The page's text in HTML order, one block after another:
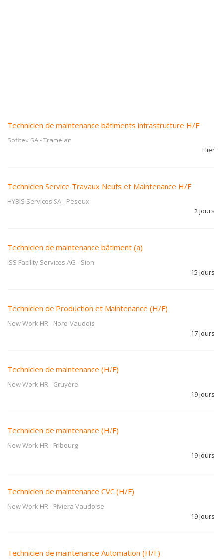
Technicien de maintenance bâtiments infrastructure H/F
Sofitex SA-Tramelan
Hier
Technicien Service Travaux Neufs et Maintenance H/F
HYBIS Services SA- Peseux
2 jours
Technicien de maintenance bâtiment (a)
ISS Facility Services AG - Sion
15 jours
Technicien de Production et Maintenance (H/F)
New Work HR- Nord-Vaudois
17 jours
Technicien de maintenance (H/F)
New Work HR- Gruyère
19 jours
Technicien de maintenance (H/F)
New Work HR- Fribourg
19 jours
Technicien de maintenance CVC (H/F)
New Work HR- Riviera Vaudoise
19 jours
Technicien de maintenance Automation (H/F)